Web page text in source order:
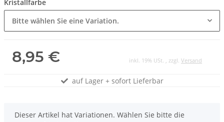
Kristallfarbe
Bitte wählen Sie eine Variation.
8,95 € inkl. 19% USt. , zzgl. Versand
auf Lager + sofort Lieferbar
x
Dieser Artikel hat Variationen. Wählen Sie bitte die